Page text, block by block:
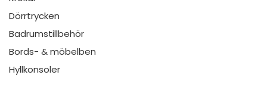
Dörrtrycken
Badrumstillbehör
Bords- & möbelben
Hyllkonsoler